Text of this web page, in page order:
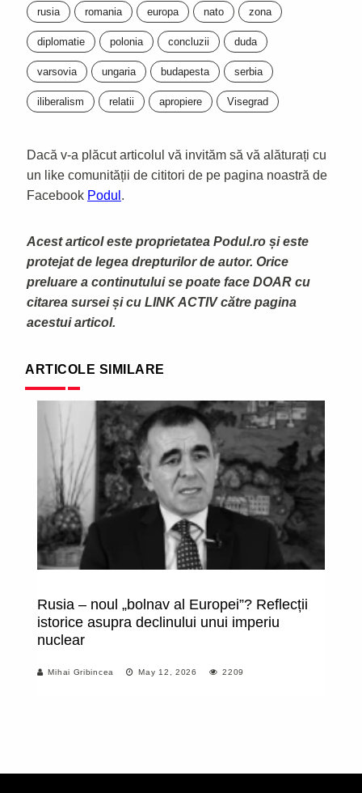
rusia romania europa nato zona
diplomatie polonia concluzii duda
varsovia ungaria budapesta serbia
iliberalism relatii apropiere Visegrad
Dacă v-a plăcut articolul vă invităm să vă alăturați cu
un like comunității de cititori de pe pagina noastră de
Facebook Podul .
Acest articol este proprietatea Podul.ro și este
protejat de legea drepturilor de autor. Orice
preluare a continutului se poate face DOAR cu
citarea sursei și cu LINK ACTIV către pagina
acestui articol.
ARTICOLE SIMILARE
Rusia – noul „bolnav al Europei”? Reflecții
istorice asupra declinului unui imperiu
nuclear
Mihai Gribincea May 12, 2026 2209